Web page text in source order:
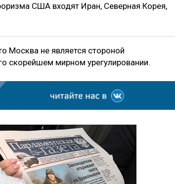
США входят Иран, Северная Корея,
Москва не является стороной
скорейшем мирном урегулировании.